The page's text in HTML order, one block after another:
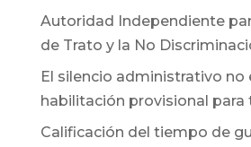
Autoridad Independiente
de Trato y la No
El silencio administrativo no
habilitación provisional para
Calificación del tiempo de